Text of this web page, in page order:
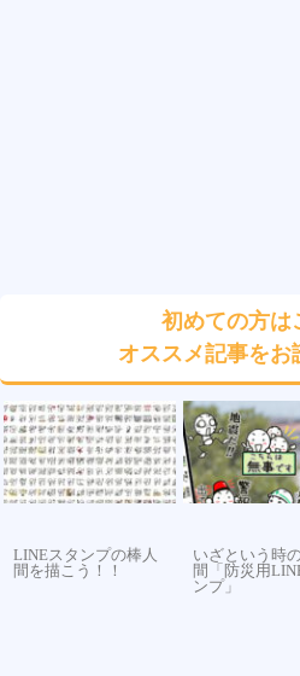
初めての方は
オススメ記事をお
LINEスタンプの棒人
間を描こう！！
いざという時
間「防災用
ンプ」